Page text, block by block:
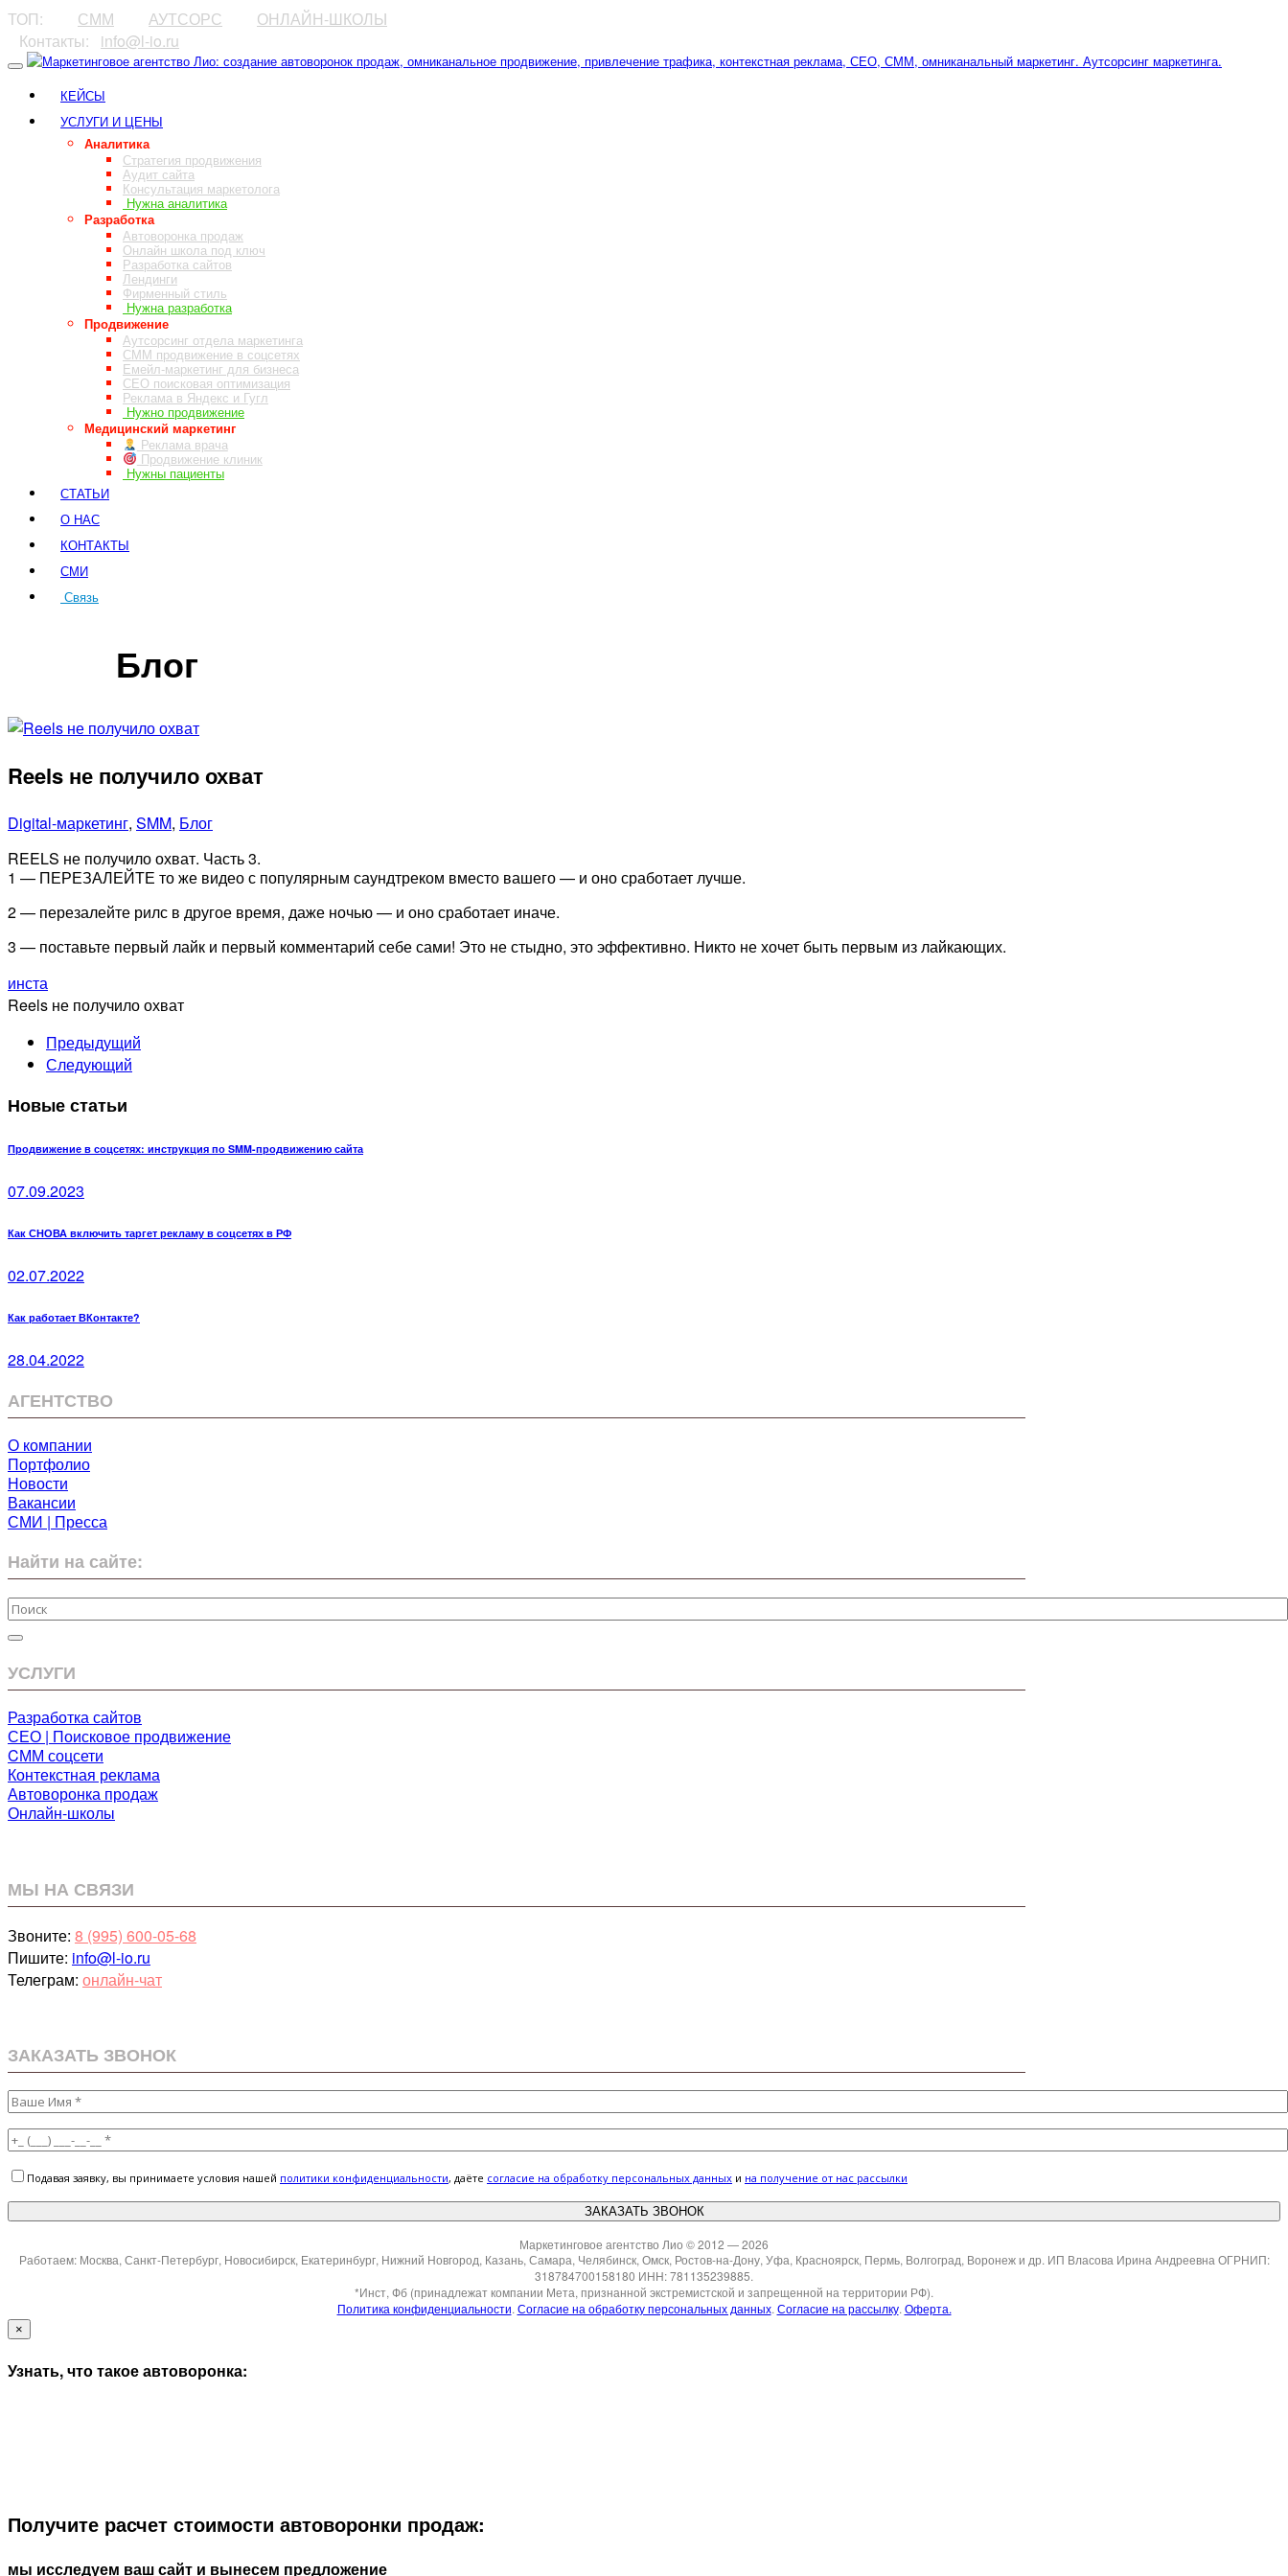
ТОП: СММ АУТСОРС
ОНЛАЙН-ШКОЛЫ
⠀Контакты:⠀ info@l-io.ru
КЕЙСЫ
УСЛУГИ И ЦЕНЫ
Аналитика
Стратегия продвижения
Аудит сайта
Консультация маркетолога
Нужна аналитика
Разработка
Автоворонка продаж
Онлайн школа под ключ
Разработка сайтов
Лендинги
Фирменный стиль
Нужна разработка
Продвижение
Аутсорсинг отдела маркетинга
СММ продвижение в соцсетях
Емейл-маркетинг для бизнеса
СЕО поисковая оптимизация
Реклама в Яндекс и Гугл
Нужно продвижение
Медицинский маркетинг
Реклама врача
Продвижение клиник
Нужны пациенты
СТАТЬИ
О НАС
КОНТАКТЫ
СМИ
Связь
Блог
Reels не получило охват
Digital-маркетинг, SMM, Блог
REELS не получило охват. Часть 3.
1 — ПЕРЕЗАЛЕЙТЕ то же видео с популярным саундтреком вместо вашего — и оно сработает лучше.
2 — перезалейте рилс в другое время, даже ночью — и оно сработает иначе.
3 — поставьте первый лайк и первый комментарий себе сами! Это не стыдно, это эффективно. Никто не хочет быть первым из лайкающих.
инста
Reels не получило охват
Предыдущий
Следующий
Новые статьи
Продвижение в соцсетях: инструкция по SMM-продвижению сайта
07.09.2023
Как СНОВА включить таргет рекламу в соцсетях в РФ
02.07.2022
Как работает ВКонтакте?
28.04.2022
АГЕНТСТВО
О компании
Портфолио
Новости
Вакансии
СМИ | Пресса
Найти на сайте:
УСЛУГИ
Разработка сайтов
СЕО | Поисковое продвижение
CММ соцсети
Контекстная реклама
Автоворонка продаж
Онлайн-школы
МЫ НА СВЯЗИ
Звоните: 8 (995) 600-05-68
Пишите: info@l-io.ru
Телеграм: онлайн-чат
ЗАКАЗАТЬ ЗВОНОК
Подавая заявку, вы принимаете условия нашей политики конфиденциальности, даёте cогласие на обработку персональных данных и на получение от нас рассылки
Маркетинговое агентство Лио © 2012 — 2026
Работаем: Москва, Санкт-Петербург, Новосибирск, Екатеринбург, Нижний Новгород, Казань, Самара, Челябинск, Омск, Ростов-на-Дону, Уфа, Красноярск, Пермь, Волгоград, Воронеж и др. ИП Власова Ирина Андреевна ОГРНИП:
318784700158180 ИНН: 781135239885.
*Инст, Фб (принадлежат компании Мета, признанной экстремистской и запрещенной на территории РФ).
Политика конфиденциальности. Согласие на обработку персональных данных. Согласие на рассылку. Оферта.
×
Узнать, что такое автоворонка:
Получите расчет стоимости автоворонки продаж:
мы исследуем ваш сайт и вынесем предложение